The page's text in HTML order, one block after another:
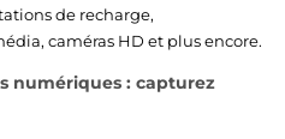
de recharge,
caméras HD et plus encore.
numériques : capturez